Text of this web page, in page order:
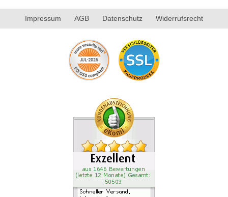
Impressum AGB Datenschutz Widerrufsrecht